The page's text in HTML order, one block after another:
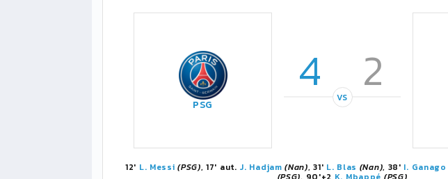
PSG
4 2
VS
12' L. Messi (PSG), 17' aut. J. Hadjam (Nan), 31' L. Blas (Nan), 38' I. Ganago